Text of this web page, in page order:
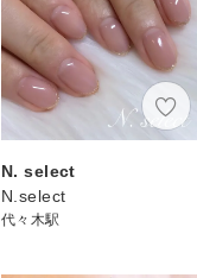
N. select
N.select
代々木駅